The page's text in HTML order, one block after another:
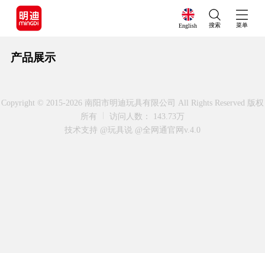
English 搜索 菜单
产品展示
Copyright © 2015-2026 南阳市明迪玩具有限公司 All Rights Reserved 版权
所有
访问人数： 143.73万
技术支持 @玩具说 @全网通官网v.4.0